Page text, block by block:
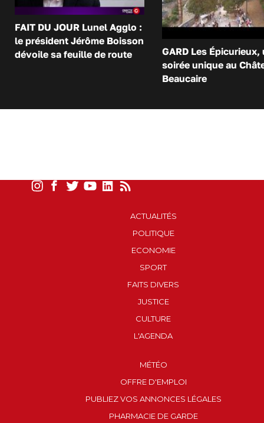
FAIT DU JOUR Lunel Agglo :
le président Jérôme Boisson
dévoile sa feuille de route
GARD Les Épicurieux,
soirée unique au
Beaucaire
ACTUALITÉS
POLITIQUE
ECONOMIE
SPORT
FAITS DIVERS
JUSTICE
CULTURE
L'AGENDA
MÉTÉO
OFFRE D'EMPLOI
PUBLIEZ VOS ANNONCES LÉGALES
PHARMACIE DE GARDE